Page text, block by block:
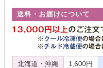
送料・お届けについて
北海道・沖縄 1,600円